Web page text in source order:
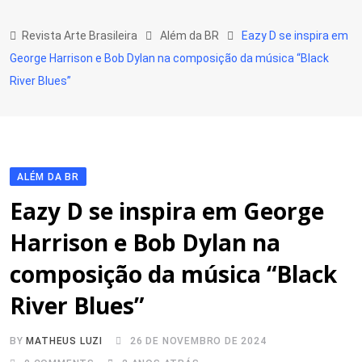
to
content
Revista Arte Brasileira Além da BR
Eazy D se inspira em
George Harrison e Bob Dylan na composição da música “Black
River Blues”
ALÉM DA BR
Eazy D se inspira em George
Harrison e Bob Dylan na
composição da música “Black
River Blues”
BY MATHEUS LUZI
26 DE NOVEMBRO DE 2024